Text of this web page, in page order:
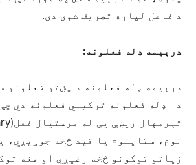
د فاعل لپاره تصریف شوی دی.
درېيمه ډله فعلونه:
درېیمه ډله فعلونه د پښتو فعلونو
دا ډله فعلونه ترکیبي فعلونه دي
نوم، ستاینوم یا قید څخه جوړیږي،
زیاتو توکونو څخه رغيږي او هغه